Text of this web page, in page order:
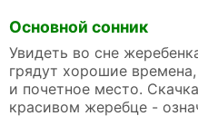
Основной сонник
Увидеть во сне
грядут хорошие
и почетное место.
красивом жеребце -